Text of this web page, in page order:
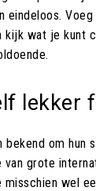
eindeloos.
kijk wat je kunt
lekker
bekend om hun
van grote
wel